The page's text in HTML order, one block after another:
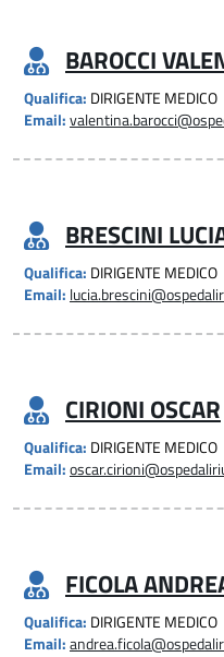
BAROCCI
Qualifica: DIRIGENTE MEDICO
Email:
BRESCINI
Qualifica: DIRIGENTE MEDICO
Email:
CIRIONI OSCAR
Qualifica: DIRIGENTE MEDICO
Email:
FICOLA
Qualifica: DIRIGENTE MEDICO
Email: